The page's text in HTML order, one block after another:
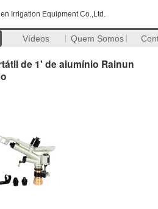
Irrigation Equipment Co.,Ltd.
Vídeos Quem Somos
de 1' de alumínio Rainun